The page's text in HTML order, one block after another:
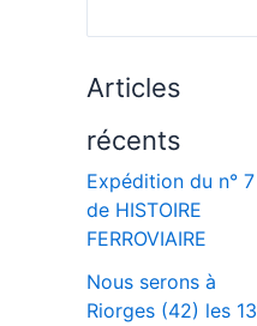
Articles
récents
Expédition du n° 7
de HISTOIRE
FERROVIAIRE
Nous serons à
Riorges (42) les 13